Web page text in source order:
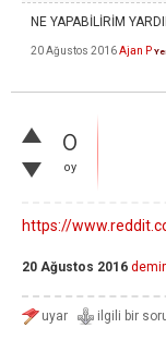
NE YAPABİLİRİM
20 Ağustos 2016Ajan P
0
oy
https://
20 Ağustos 2016